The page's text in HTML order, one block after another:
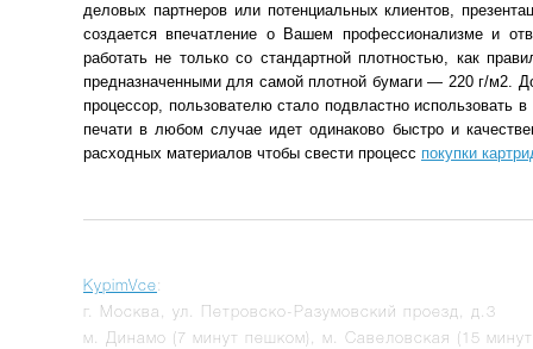
деловых партнеров или потенциальных клиентов,
создается впечатление о Вашем профессионализме и
работать не только со стандартной плотностью, как
предназначенными для самой плотной бумаги — 220 г/м2.
процессор, пользователю стало подвластно использовать
печати в любом случае идет одинаково быстро и
расходных материалов чтобы свести процесс покупки
KypimVce:
г.
Москва
ул. Петровско-Разумовский проезд, д.3
м. Динамо (7 минут пешком), м. Савеловская (15